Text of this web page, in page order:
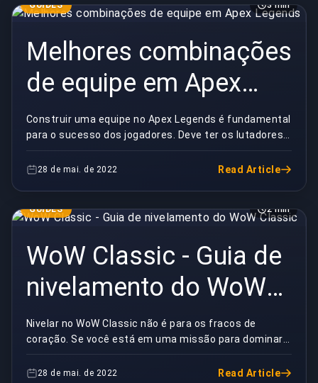
GUIDES 3 min
Melhores combinações
de equipe em Apex
Legends
Construir uma equipe no Apex Legends é fundamental
para o sucesso dos jogadores. Deve ter os lutadores,
caçadores e trapaceiros certos também. Então, ...
28 de mai. de 2022 Read Article
GUIDES 2 min
WoW Classic - Guia de
nivelamento do WoW
Classic
Nivelar no WoW Classic não é para os fracos de
coração. Se você está em uma missão para dominar
essa tarefa, observe que é um processo longo. Você
pre...28 de mai. de 2022 Read Article